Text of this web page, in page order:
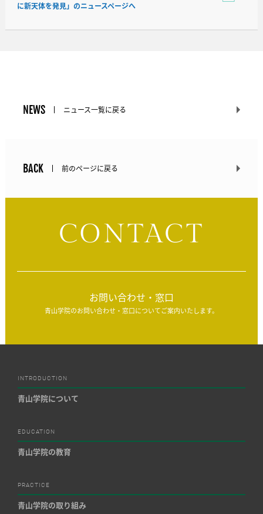
に新天体を発見」のニュースページへ
NEWS ニュース一覧に戻る
BACK 前のページに戻る
CONTACT
お問い合わせ・窓口
青山学院のお問い合わせ・窓口についてご案内いたします。
INTRODUCTION
青山学院について
EDUCATION
青山学院の教育
PRACTICE
青山学院の取り組み